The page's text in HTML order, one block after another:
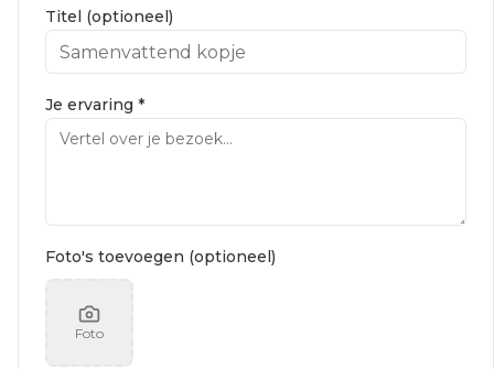
Titel (optioneel)
Je ervaring *
Foto's toevoegen (optioneel)
Foto